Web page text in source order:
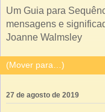
Um Guia para
mensagens e
Joanne Walmsley
27 de agosto de 2019